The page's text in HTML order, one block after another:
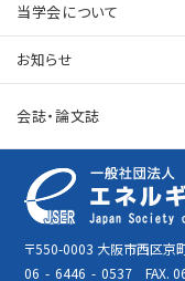
当学会について
お知らせ
会誌・論文誌
〒550-0003 大阪市西区京
06 - 6446 - 0537 FAX.